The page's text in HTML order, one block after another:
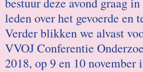
bestuur deze avond graag
leden over het gevoerde en
Verder blikken we alvast
VVOJ Conferentie
2018, op 9 en 10 november